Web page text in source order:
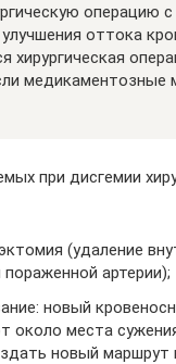
операцию
оттока
хирургическая
медикаментозные
при дисгемии
(удаление
артерии);
новый
около места
новый маршрут